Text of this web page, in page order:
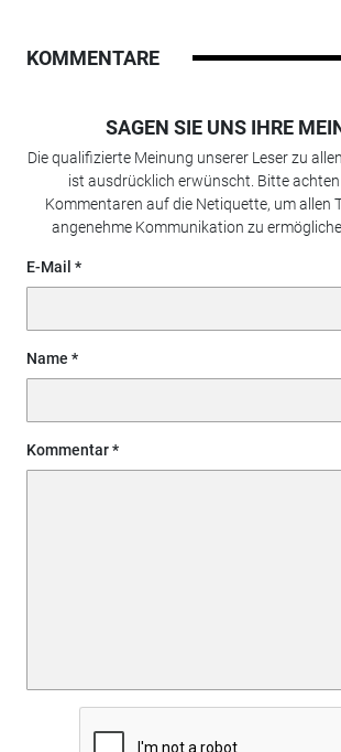
KOMMENTARE
SAGEN SIE UNS IHRE
Die qualifizierte Meinung unserer Leser zu
ist ausdrücklich erwünscht. Bitte achten
Kommentaren auf die Netiquette, um allen
angenehme Kommunikation zu
E-Mail
Name
Kommentar